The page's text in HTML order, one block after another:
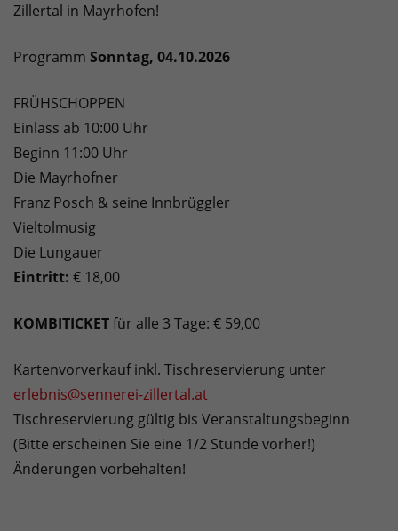
Zillertal in Mayrhofen!
Programm Sonntag, 04.10.2026
FRÜHSCHOPPEN
Einlass ab 10:00 Uhr
Beginn 11:00 Uhr
Die Mayrhofner
Franz Posch & seine Innbrüggler
Vieltolmusig
Die Lungauer
Eintritt: € 18,00
KOMBITICKETfür alle 3 Tage: € 59,00
Kartenvorverkauf inkl. Tischreservierung unter
erlebnis@sennerei-zillertal.at
Tischreservierung gültig bis Veranstaltungsbeginn
(Bitte erscheinen Sie eine 1/2 Stunde vorher!)
Änderungen vorbehalten!